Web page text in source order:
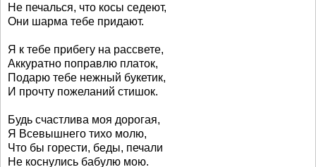
Не печалься, что косы седеют,
Они шарма тебе придают.
Я к тебе прибегу на рассвете,
Аккуратно поправлю платок,
Подарю тебе нежный букетик,
И прочту пожеланий стишок.
Будь счастлива моя дорогая,
Я Всевышнего тихо молю,
Что бы горести, беды, печали
Не коснулись бабулю мою.